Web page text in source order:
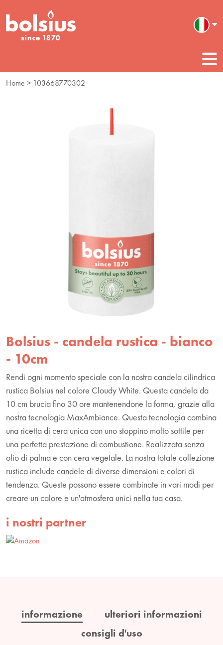
Home > 103668770302
Bolsius - candela rustica - bianco
- 10cm
Rendi ogni momento speciale con la nostra candela cilindrica
rustica Bolsius nel colore Cloudy White. Questa candela da
10 cm brucia fino 30 ore mantenendone la forma, grazie alla
nostra tecnologia MaxAmbiance. Questa tecnologia combina
una ricetta di cera unica con uno stoppino molto sottile per
una perfetta prestazione di combustione. Realizzata senza
olio di palma e con cera vegetale. La nostra totale collezione
rustica include candele di diverse dimensioni e colori di
tendenza. Queste possono essere combinate in vari modi per
creare un calore e un'atmosfera unici nella tua casa.
i nostri partner
informazione
ulteriori informazioni
consigli d'uso